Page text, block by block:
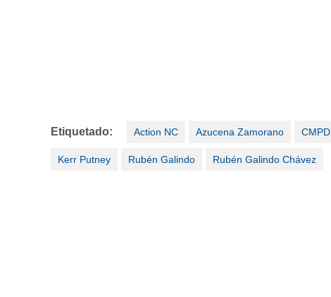
Etiquetado: Action NC Azucena Zamorano CMPD
Kerr Putney Rubén Galindo Rubén Galindo Chávez